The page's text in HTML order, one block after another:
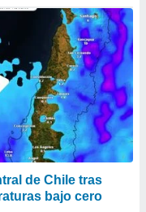
de Chile tras
bajo cero